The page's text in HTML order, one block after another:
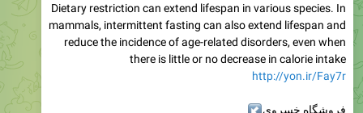
Dietary restriction can extend lifespan in various species. In
mammals, intermittent fasting can also extend lifespan and
reduce the incidence of age-related disorders, even when
there is little or no decrease in calorie intake
http://yon.ir/Fay7r
فروشگاه خسروی